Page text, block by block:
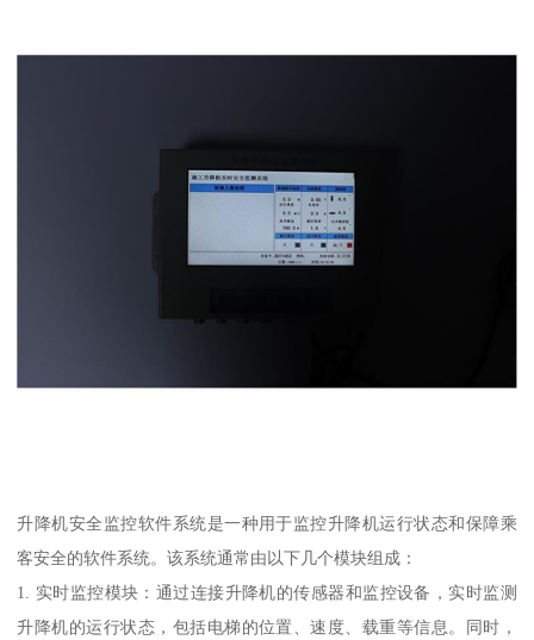
升降机安全监控软件系统是一种用于监控升降机运行状态和保障乘
客安全的软件系统。该系统通常由以下几个模块组成：
1. 实时监控模块：通过连接升降机的传感器和监控设备，实时监测
升降机的运行状态，包括电梯的位置、速度、载重等信息。同时，